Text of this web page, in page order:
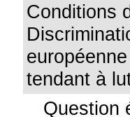
Conditions
tendant à
Question